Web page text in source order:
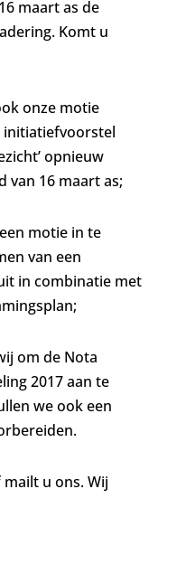
maart as de
Komt u
onze motie
initiatiefvoorstel
opnieuw
van 16 maart as;
motie in te
van een
in combinatie met
om de Nota
2017 aan te
we ook een
u ons. Wij